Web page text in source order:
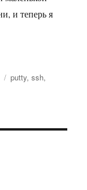
и теперь я
(146% рабочий
Метки
putty,ssh,